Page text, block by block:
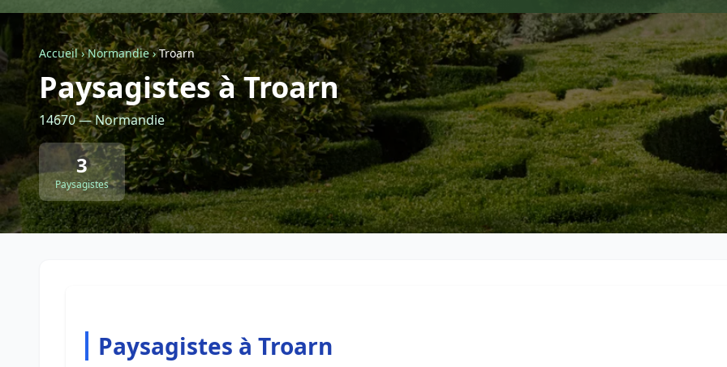
Accueil›Normandie›Troarn
Paysagistes à Troarn
14670 — Normandie
3
Paysagistes
Paysagistes à Troarn